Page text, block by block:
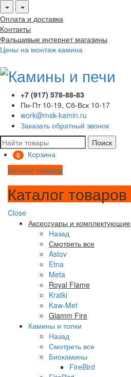
Оплата и доставка
Контакты
Фальшивые интернет магазины
Цены на монтаж камина
+7 (917) 578-88-83
Пн-Пт 10-19, Сб-Вск 10-17
work@msk-kamin.ru
Заказать обратный звонок
Поиск
0
Корзина
Каталог товаров
Каталог товаров
Close
Аксессуары и комплектующие
Назад
Смотреть все
Astov
Etna
Meta
Royal Flame
Kratki
Kaw-Met
Glamm Fire
Камины и топки
Назад
Смотреть все
Биокамины
FireBird